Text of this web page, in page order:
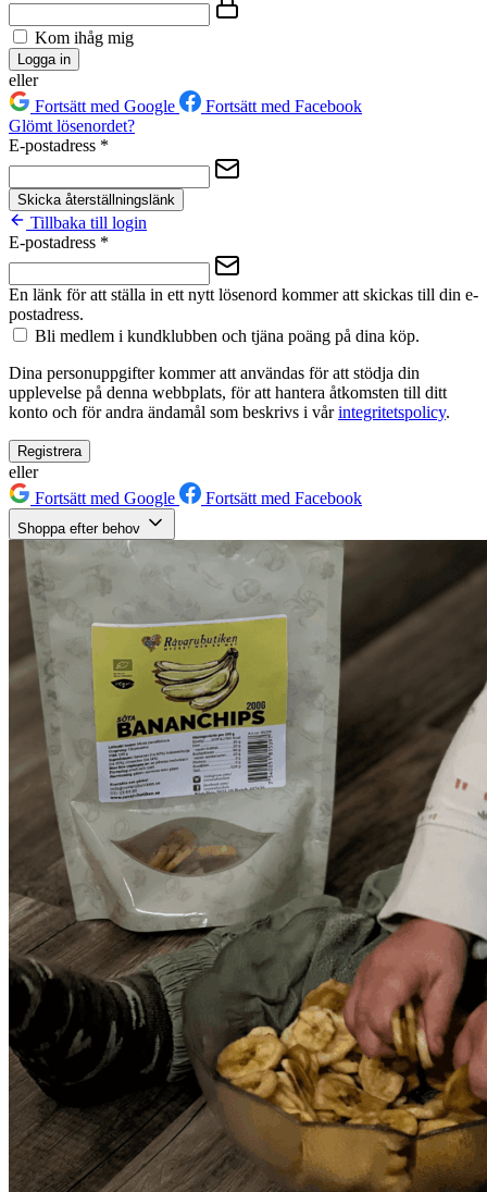
Kom ihåg mig
Logga in
eller
Fortsätt med Google
Fortsätt med Facebook
Glömt lösenordet?
E-postadress *
Skicka återställningslänk
Tillbaka till login
E-postadress *
En länk för att ställa in ett nytt lösenord kommer att skickas till din e-
postadress.
Bli medlem i kundklubben och tjäna poäng på dina köp.
Dina personuppgifter kommer att användas för att stödja din
upplevelse på denna webbplats, för att hantera åtkomsten till ditt
konto och för andra ändamål som beskrivs i vårintegritetspolicy.
Registrera
eller
Fortsätt med Google
Fortsätt med Facebook
Shoppa efter behov